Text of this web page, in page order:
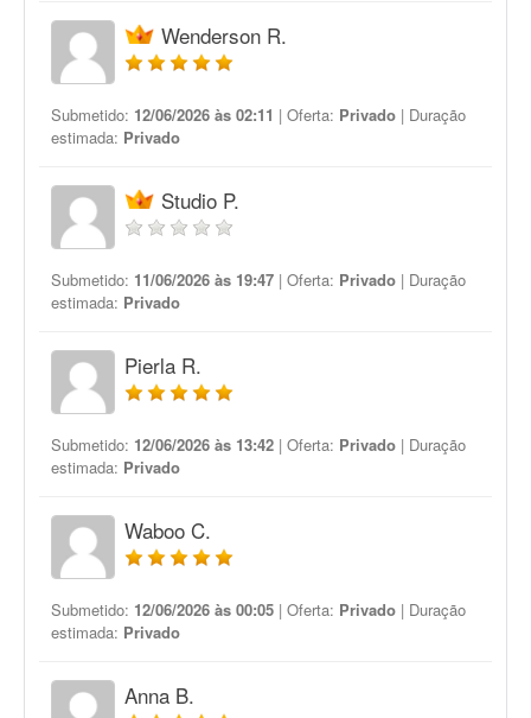
Wenderson R.
Submetido: 12/06/2026 às 02:11 | Oferta: Privado | Duração
estimada: Privado
Studio P.
Submetido: 11/06/2026 às 19:47 | Oferta: Privado | Duração
estimada: Privado
Pierla R.
Submetido: 12/06/2026 às 13:42 | Oferta: Privado | Duração
estimada: Privado
Waboo C.
Submetido: 12/06/2026 às 00:05 | Oferta: Privado | Duração
estimada: Privado
Anna B.